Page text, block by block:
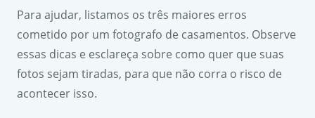
Para ajudar, listamos os três maiores erros
cometido por um fotografo de casamentos. Observe
essas dicas e esclareça sobre como quer que suas
fotos sejam tiradas, para que não corra o risco de
acontecer isso.